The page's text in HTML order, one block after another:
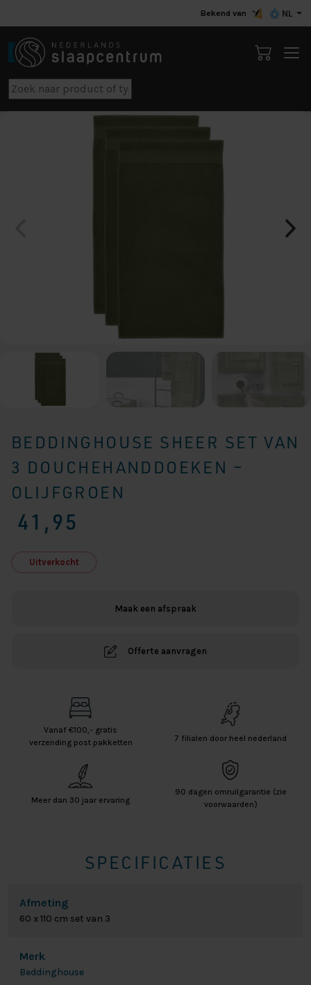
Bekend van NL
BEDDINGHOUSE SHEER SET VAN
3 DOUCHEHANDDOEKEN –
OLIJFGROEN
41,95
Uitverkocht
Maak een afspraak
Offerte aanvragen
Vanaf €100,- gratis
verzending post pakketten
7 filialen door heel nederland
Meer dan 30 jaar ervaring
90 dagen omruilgarantie (zie
voorwaarden)
SPECIFICATIES
Afmeting
60 x 110 cm set van 3
Merk
Beddinghouse